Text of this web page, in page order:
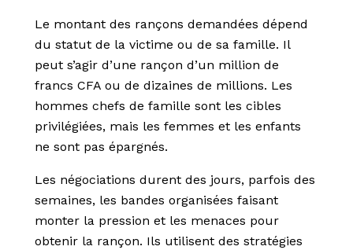
Le montant des rançons demandées dépend
du statut de la victime ou de sa famille. Il
peut s’agir d’une rançon d’un million de
francs CFA ou de dizaines de millions. Les
hommes chefs de famille sont les cibles
privilégiées, mais les femmes et les enfants
ne sont pas épargnés.
Les négociations durent des jours, parfois des
semaines, les bandes organisées faisant
monter la pression et les menaces pour
obtenir la rançon. Ils utilisent des stratégies